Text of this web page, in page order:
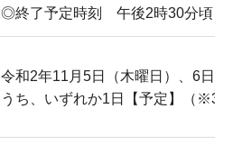
◎終了予定時刻 午後2時30分頃
令和2年11月5日（木曜日）、6日
うち、いずれか1日【予定】（※3）